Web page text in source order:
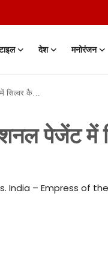
देश मनोरंजन
बिखेरा जलवा
पेजेंट में
India – Empress of
Expert • 05 Aug,